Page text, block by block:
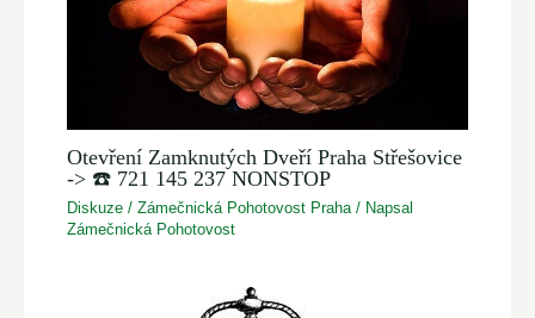
Otevření Zamknutých Dveří Praha Střešovice
-> ☎️ 721 145 237 NONSTOP
Diskuze /Zámečnická Pohotovost Praha / Napsal
Zámečnická Pohotovost